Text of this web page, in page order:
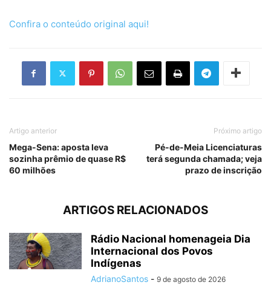
Confira o conteúdo original aqui!
Artigo anterior
Mega-Sena: aposta leva
sozinha prêmio de quase R$
60 milhões
Próximo artigo
Pé-de-Meia Licenciaturas
terá segunda chamada; veja
prazo de inscrição
ARTIGOS RELACIONADOS
Rádio Nacional homenageia Dia
Internacional dos Povos
Indígenas
AdrianoSantos - 9 de agosto de 2026